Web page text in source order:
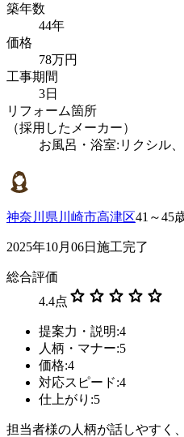
築年数
44年
価格
78万円
工事期間
3日
リフォーム箇所
（採用したメーカー）
お風呂・浴室:リクシル
神奈川県川崎市高津区41～45
2025年10月06日施工完了
総合評価
4.4点 star star star star star
提案力・説明:4
人柄・マナー:5
価格:4
対応スピード:4
仕上がり:5
担当者様の人柄が話しやすく